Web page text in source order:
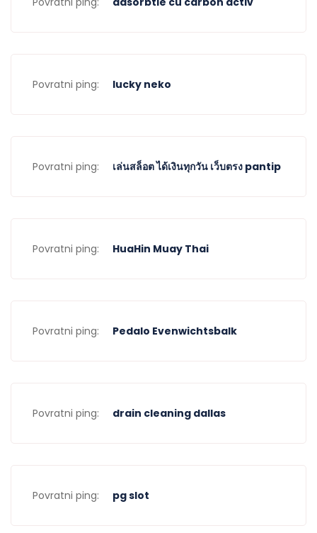
Povratni ping: lucky neko
Povratni ping: เล่นสล็อต ได้เงินทุกวัน เว็บตรง pantip
Povratni ping: HuaHin Muay Thai
Povratni ping: Pedalo Evenwichtsbalk
Povratni ping: drain cleaning dallas
Povratni ping: pg slot